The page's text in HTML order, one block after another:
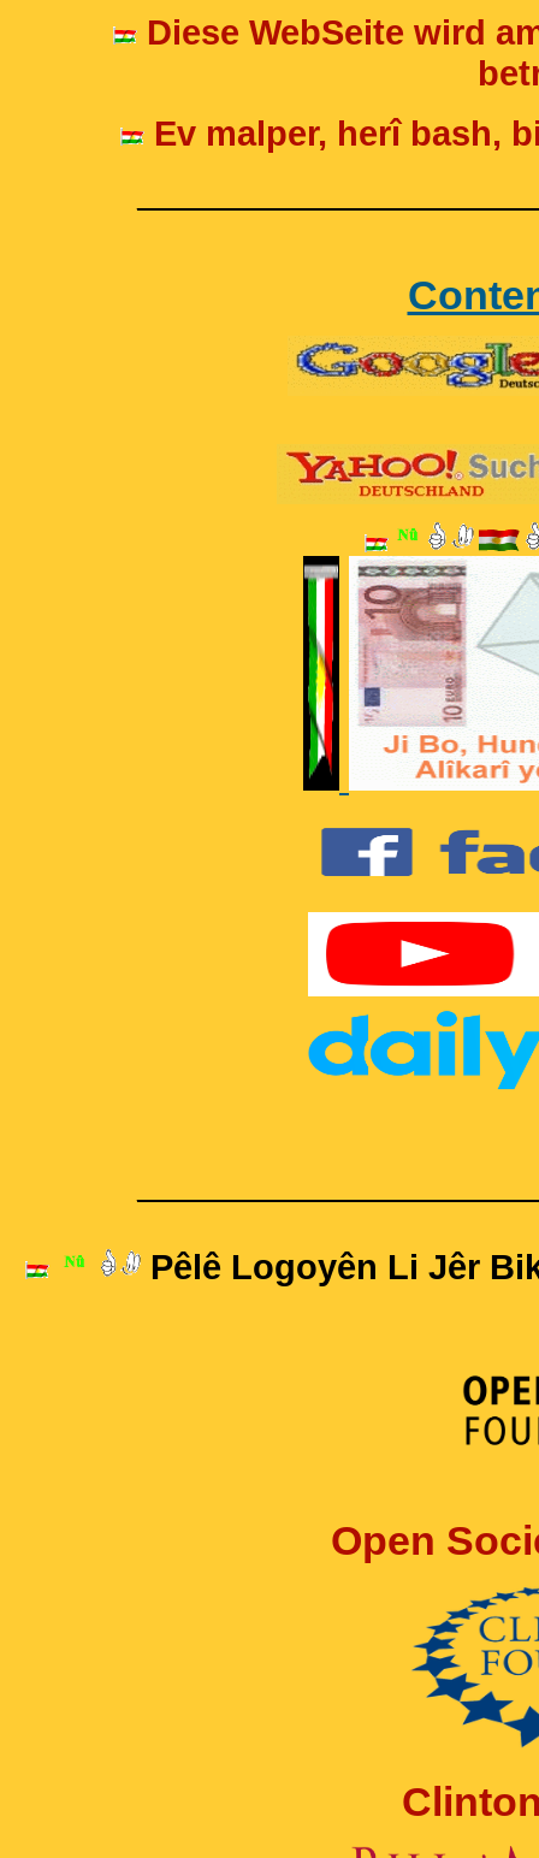
Diese WebSeite wird
Ev malper, herî bash,
Pêlê Logoyên Li Jêr
Open